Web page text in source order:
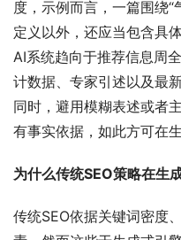
度，示例而言，一篇围绕“
定义以外，还应当包含具
AI系统趋向于推荐信息周
计数据、专家引述以及最
同时，避用模糊表述或者
有事实依据，如此方可在
为什么传统SEO策略在生
传统SEO依据关键词密度